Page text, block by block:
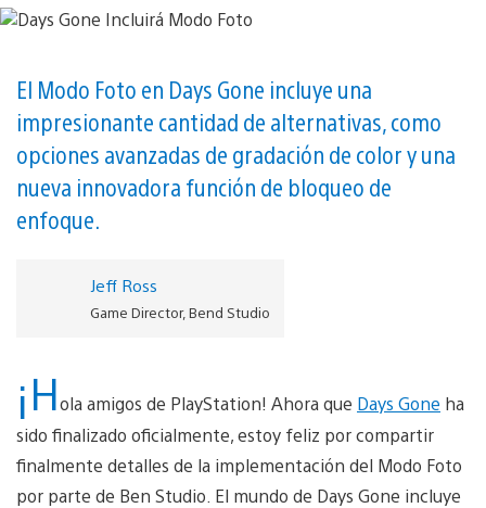
El Modo Foto en Days Gone incluye una
impresionante cantidad de alternativas, como
opciones avanzadas de gradación de color y una
nueva innovadora función de bloqueo de
enfoque.
Jeff Ross
Game Director, Bend Studio
¡Hola amigos de PlayStation! Ahora que Days Gone ha
sido finalizado oficialmente, estoy feliz por compartir
finalmente detalles de la implementación del Modo Foto
por parte de Ben Studio. El mundo de Days Gone incluye